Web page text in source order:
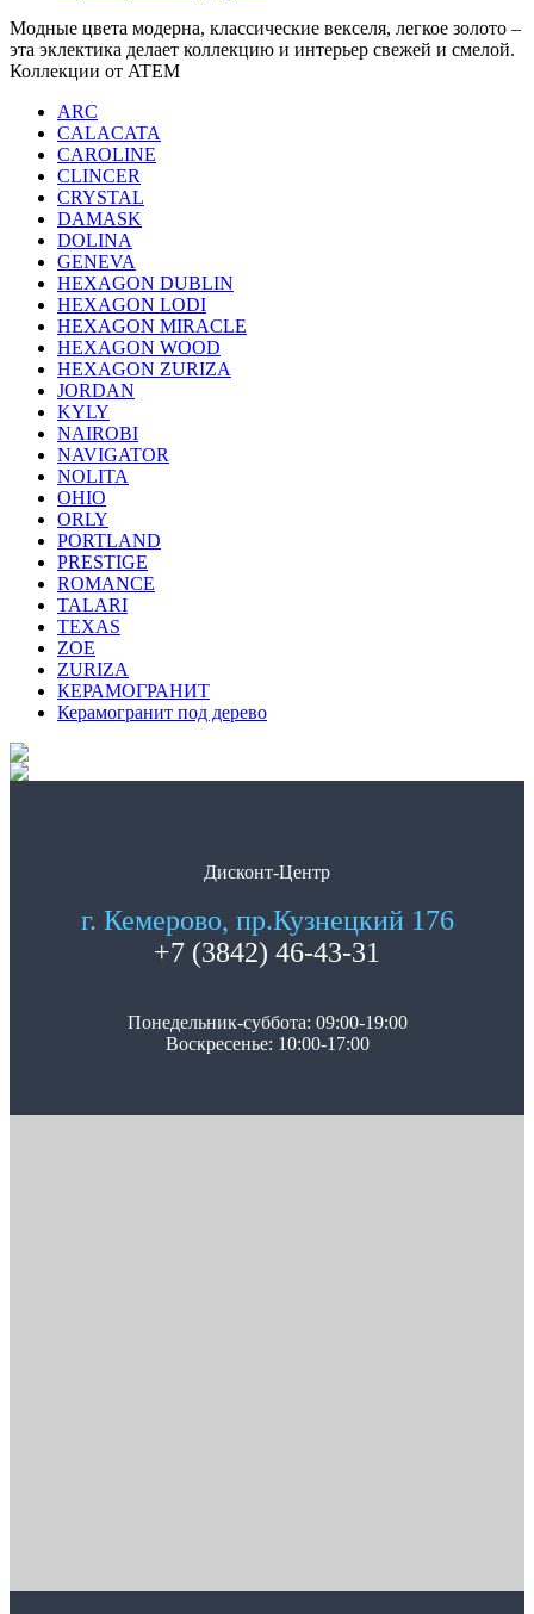
Модные цвета модерна, классические векселя, легкое золото –
эта эклектика делает коллекцию и интерьер свежей и смелой.
Коллекции от ATEM
ARC
CALACATA
CAROLINE
CLINCER
CRYSTAL
DAMASK
DOLINA
GENEVA
HEXAGON DUBLIN
HEXAGON LODI
HEXAGON MIRACLE
HEXAGON WOOD
HEXAGON ZURIZA
JORDAN
KYLY
NAIROBI
NAVIGATOR
NOLITA
OHIO
ORLY
PORTLAND
PRESTIGE
ROMANCE
TALARI
TEXAS
ZOE
ZURIZA
КЕРАМОГРАНИТ
Керамогранит под дерево
Дисконт-Центр
г. Кемерово, пр.Кузнецкий 176
+7 (3842) 46-43-31
Понедельник-суббота: 09:00-19:00
Воскресенье: 10:00-17:00